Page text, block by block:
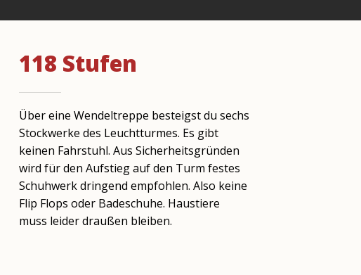
118 Stufen
Über eine Wendeltreppe besteigst du sechs
Stockwerke des Leuchtturmes. Es gibt
keinen Fahrstuhl. Aus Sicherheitsgründen
wird für den Aufstieg auf den Turm festes
Schuhwerk dringend empfohlen. Also keine
Flip Flops oder Badeschuhe. Haustiere
muss leider draußen bleiben.